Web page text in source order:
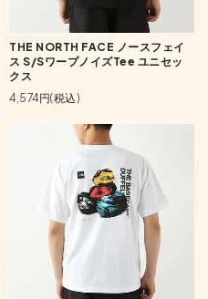
THE NORTH FACE ノースフェイ
ス S/SワープノイズTee ユニセッ
クス
4,574円(税込)